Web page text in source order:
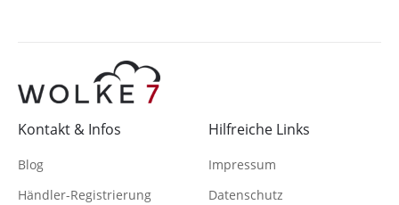
Kontakt & Infos
Blog
Händler-Registrierung
Hilfreiche Links
Impressum
Datenschutz